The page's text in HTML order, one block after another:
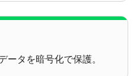
タを暗号化で保護。